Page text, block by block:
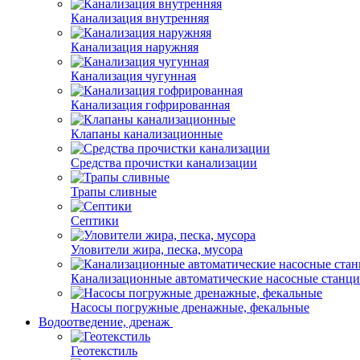
Канализация внутренняя
Канализация наружняя
Канализация чугунная
Канализация гофрированная
Клапаны канализационные
Средства прочистки канализации
Трапы сливные
Септики
Уловители жира, песка, мусора
Канализационные автоматические насосные
Насосы погружные дренажные, фекальные
Водоотведение, дренаж
Геотекстиль